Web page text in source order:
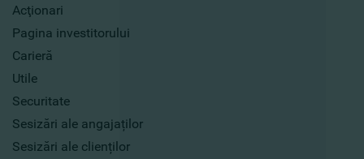
Acţionari
Pagina investitorului
Carieră
Utile
Securitate
Sesizări ale angajaților
Sesizări ale clienților